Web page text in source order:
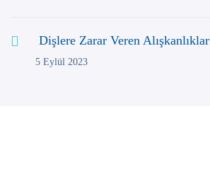
Dişlere Zarar Veren Alışkanlıklar
5 Eylül 2023